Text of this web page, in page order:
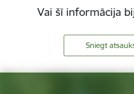
Vai šī informācija
Sniegt